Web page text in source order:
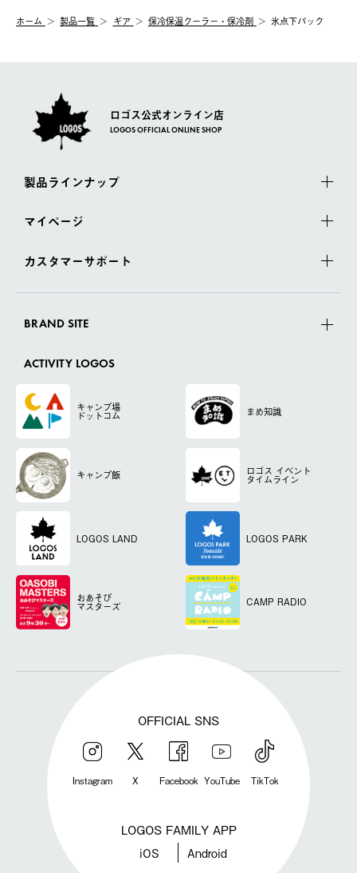
【配送業者】
佐川急便にて配送されます。
む）は受け付けておりません。
一度お手元の商品を返品いただき、ご希望商品を再注文してくだ
ホーム 製品一覧 ギア 保冷保温クーラー・保冷剤 氷点下パック
ロゴス公式オンライン店
LOGOS OFFICIAL ONLINE SHOP
製品ラインナップ
マイページ
カスタマーサポート
BRAND SITE
ACTIVITY LOGOS
キャンプ場
ドットコム まめ知識
キャンプ飯 ロゴス イベント
タイムライン
LOGOS LAND LOGOS PARK
おあそび
マスターズ CAMP RADIO
OFFICIAL SNS
Instagram X Facebook YouTube TikTok
LOGOS FAMILY APP
iOS Android